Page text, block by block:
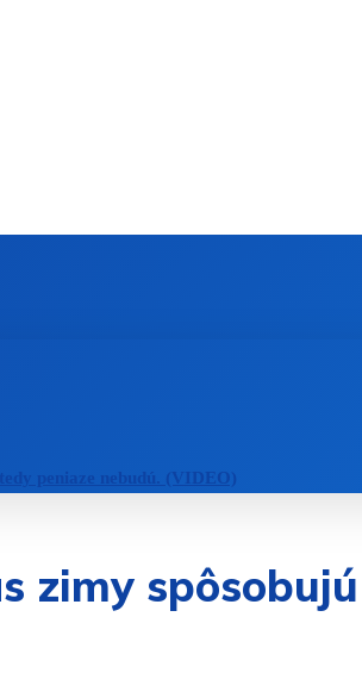
peniaze nebudú. (VIDEO)
zimy